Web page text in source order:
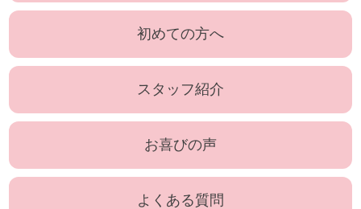
初めての方へ
スタッフ紹介
お喜びの声
よくある質問